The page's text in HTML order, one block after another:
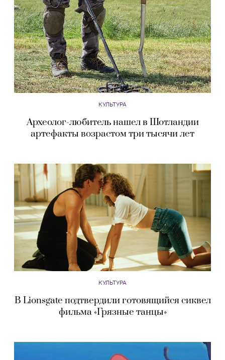
КУЛЬТУРА
Археолог-любитель нашел в Шотландии
артефакты возрастом три тысячи лет
КУЛЬТУРА
В Lionsgate подтвердили готовящийся сиквел
фильма «Грязные танцы»